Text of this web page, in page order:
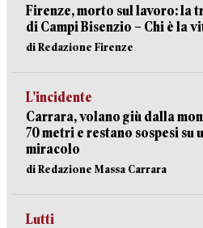
Firenze, morto sul lavoro: la
di Campi Bisenzio – Chi è la
di Redazione Firenze
L’incidente
Carrara, volano giù dalla
70 metri e restano sospesi su
miracolo
di Redazione Massa Carrara
Lutti